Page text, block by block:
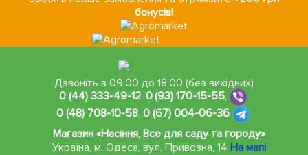
бонусів!
Дзвоніть з 09:00 до 18:00 (без вихідних)
0 (44) 333-49-12, 0 (93) 170-15-55,
0 (48) 708-10-58, 0 (67) 004-06-36
Магазин «Насіння, Все для саду та городу»
Україна, м. Одеса,вул. Привозна, 14 На мапі